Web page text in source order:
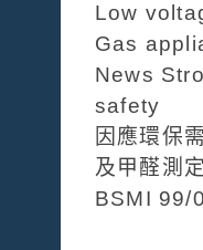
Low
Gas
News
safety
因應環保
及甲醛測
BSMI 99/